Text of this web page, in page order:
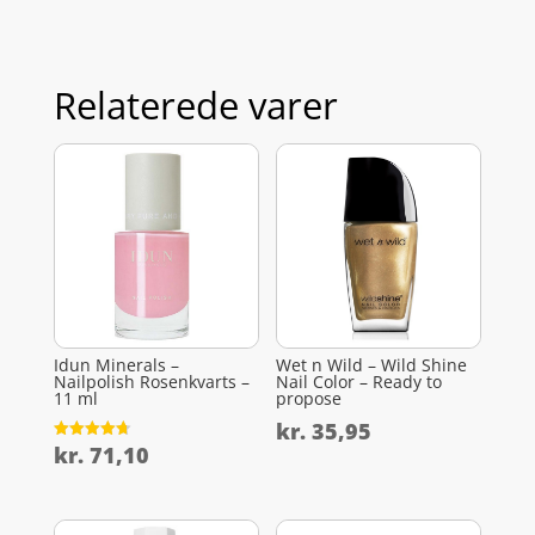
Relaterede varer
Idun Minerals –
Nailpolish Rosenkvarts –
11 ml
Vurderet
4.7
kr.71,10
Wet n Wild – Wild Shine
Nail Color – Ready to
propose
kr. 35,95